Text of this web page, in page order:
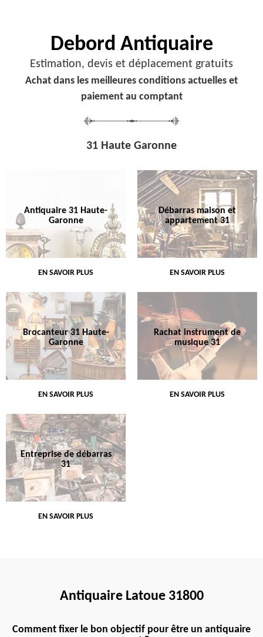
Debord Antiquaire
Estimation, devis et déplacement gratuits
Achat dans les meilleures conditions actuelles et
paiement au comptant
31 Haute Garonne
Antiquaire 31 Haute-
Garonne
EN SAVOIR PLUS
Débarras maison et
appartement 31
EN SAVOIR PLUS
Brocanteur 31 Haute-
Garonne
EN SAVOIR PLUS
Rachat instrument de
musique 31
EN SAVOIR PLUS
Entreprise de débarras
31
EN SAVOIR PLUS
Antiquaire Latoue 31800
Comment fixer le bon objectif pour être un antiquaire